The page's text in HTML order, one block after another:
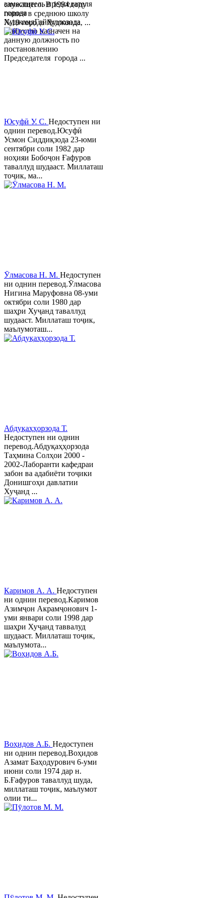
заместитель председателя
города
ХуджандГайбуллозода
Хайрулло назначен на
данную должность по
постановлению
Председателя города ...
служащего. В 1994 году
пошел в среднюю школу
№18 города Худжанда, ...
Юсуфӣ У. C. Недоступен ни
однин перевод.Юсуфӣ
Усмон Сиддиқзода 23-юми
сентябри соли 1982 дар
ноҳияи Бобоҷон Ғафуров
таваллуд шудааст. Миллаташ
тоҷик, ма...
Ӯлмасова Н. М. Недоступен
ни однин перевод.Ӯлмасова
Нигина Маруфовна 08-уми
октябри соли 1980 дар
шаҳри Хуҷанд таваллуд
шудааст. Миллаташ тоҷик,
маълумоташ...
Абдуқаҳҳорзода Т.
Недоступен ни однин
перевод.Абдуқаҳҳорзода
Таҳмина Солҳои 2000 -
2002-Лаборанти кафедраи
забон ва адабиёти тоҷики
Донишгоҳи давлатии
Хуҷанд ...
Каримов А. А. Недоступен
ни однин перевод.Каримов
Азимҷон Акрамҷонович 1-
уми январи соли 1998 дар
шаҳри Хуҷанд таввалуд
шудааст. Миллаташ тоҷик,
маълумота...
Воҳидов А.Б. Недоступен
ни однин перевод.Воҳидов
Азамат Баҳодурович 6-уми
июни соли 1974 дар н.
Б.Ғафуров таваллуд шуда,
миллаташ тоҷик, маълумот
олии ти...